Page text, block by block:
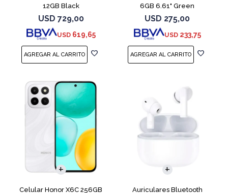
12GB Black
USD 729,00
USD 619,65
6GB 6.61" Green
USD 275,00
USD 233,75
Celular Honor X6C 256GB
COMPARAR
Auriculares Bluetooth